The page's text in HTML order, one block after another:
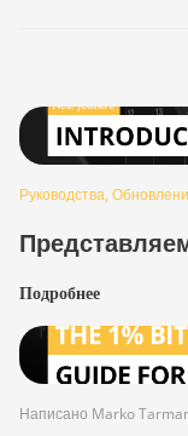
Руководства,
Подробнее
Написано Marko